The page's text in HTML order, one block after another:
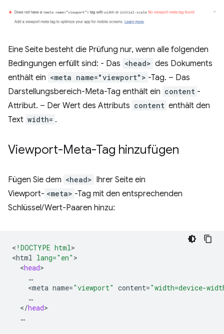
Eine Seite besteht die Prüfung nur, wenn alle folgenden
Bedingungen erfüllt sind: - Das <head> des Dokuments
enthält ein <meta name="viewport"> -Tag. – Das
Darstellungsbereich-Meta-Tag enthält ein content -
Attribut. – Der Wert des Attributs content enthält den
Text width= .
Viewport-Meta-Tag hinzufügen
Fügen Sie dem <head> Ihrer Seite ein
Viewport- <meta> -Tag mit den entsprechenden
Schlüssel/Wert-Paaren hinzu:
< !DOCTYPE html>
<html lang="en"
<head
<meta name="viewport" content="width=device-
</head